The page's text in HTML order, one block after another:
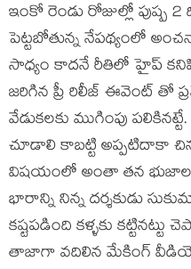
ఇంకో రెండు రోజుల్లో పుష్ప
పెట్టబోతున్న నేపథ్యంలో
సాధ్యం కాదనే రీతిలో హైప్
జరిగిన ప్రీ రిలీజ్ ఈవెంట్ తో
వేడుకలకు ముగింపు
చూడాలి కాబట్టి అప్పటిదాకా చిన్న
విషయంలో అంతా తన భుజాల
భారాన్ని నిన్న దర్శకుడు
కష్టపడింది కళ్ళకు
తాజాగా వదిలిన మేకింగ్